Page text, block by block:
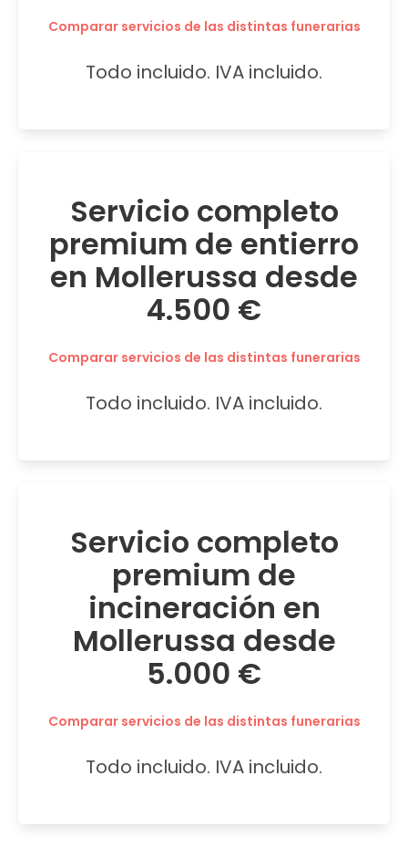
Comparar servicios de las distintas funerarias
Todo incluido. IVA incluido.
Servicio completo
premium de entierro
en Mollerussa desde
4.500 €
Comparar servicios de las distintas funerarias
Todo incluido. IVA incluido.
Servicio completo
premium de
incineración en
Mollerussa desde
5.000 €
Comparar servicios de las distintas funerarias
Todo incluido. IVA incluido.